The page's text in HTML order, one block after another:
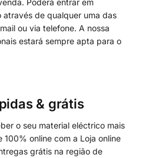
Poderá entrar em
de qualquer uma das
ou via telefone. A nossa
estará sempre apta para o
& grátis
o seu material eléctrico mais
100% online com a Loja online
grátis na região de